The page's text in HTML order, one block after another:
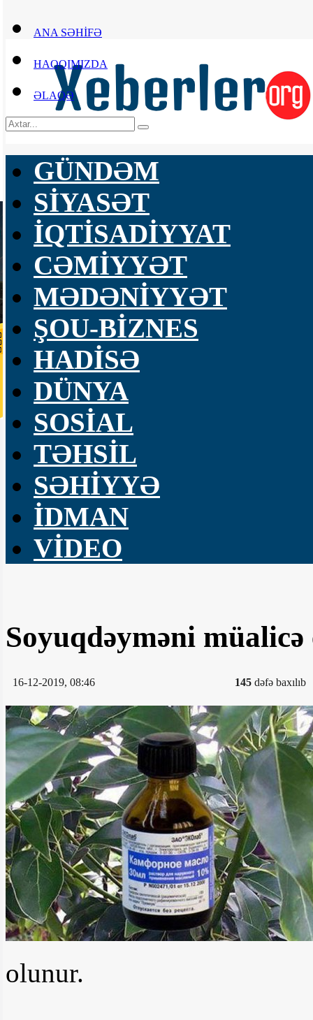
ANA SƏHİFƏ
HAQQIMIZDA
ƏLAQƏ
GÜNDƏM
SİYASƏT
İQTİSADİYYAT
CƏMİYYƏT
MƏDƏNİYYƏT
ŞOU-BİZNES
HADİSƏ
DÜNYA
SOSİAL
TƏHSİL
SƏHİYYƏ
İDMAN
VİDEO
Soyuqdəyməni
16-12-2019, 08:46 145 dəfə baxılıb
olunur.